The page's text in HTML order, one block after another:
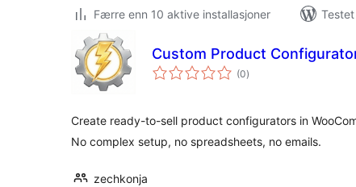
Færre enn 10 aktive installasjoner
Custom Product
(0totale
vurderinger
)
Create ready-to-sell product configurators in
No complex setup, no spreadsheets, no emails.
zechkonja